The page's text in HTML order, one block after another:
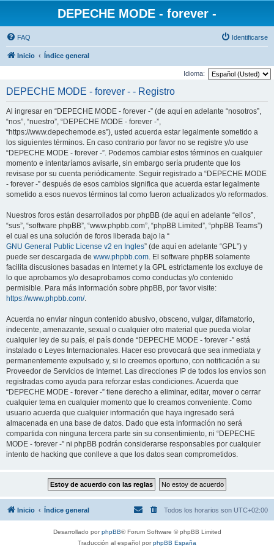
DEPECHE MODE - forever -
FAQ Identificarse
Inicio Índice general
Idioma:
DEPECHE MODE - forever - - Registro
Al ingresar en “DEPECHE MODE - forever -” (de aquí en adelante “nosotros”,
“nos”, “nuestro”, “DEPECHE MODE - forever -”,
“https://www.depechemode.es”), usted acuerda estar legalmente sometido a
los siguientes términos. En caso contrario por favor no se registre y/o use
“DEPECHE MODE - forever -”. Podemos cambiar estos términos en cualquier
momento e intentaríamos avisarle, sin embargo sería prudente que los
revisase por su cuenta periódicamente. Seguir registrado a “DEPECHE MODE
- forever -” después de esos cambios significa que acuerda estar legalmente
sometido a esos nuevos términos tal como fueron actualizados y/o reformados.
Nuestros foros están desarrollados por phpBB (de aquí en adelante “ellos”,
“sus”, “software phpBB”, “www.phpbb.com”, “phpBB Limited”, “phpBB Teams”)
el cual es una solución de foros liberada bajo la “
GNU General Public License v2 en Ingles” (de aquí en adelante “GPL”) y
puede ser descargada de www.phpbb.com. El software phpBB solamente
facilita discusiones basadas en Internet y la GPL estrictamente los excluye de
lo que aprobamos y/o desaprobamos como conductas y/o contenido
permisible. Para más información sobre phpBB, por favor visite:
https://www.phpbb.com/.
Acuerda no enviar ningun contenido abusivo, obsceno, vulgar, difamatorio,
indecente, amenazante, sexual o cualquier otro material que pueda violar
cualquier ley de su país, el país donde “DEPECHE MODE - forever -” está
instalado o Leyes Internacionales. Hacer eso provocará que sea inmediata y
permanentemente expulsado y, si lo creemos oportuno, con notificación a su
Proveedor de Servicios de Internet. Las direcciones IP de todos los envíos son
registradas como ayuda para reforzar estas condiciones. Acuerda que
“DEPECHE MODE - forever -” tiene derecho a eliminar, editar, mover o cerrar
cualquier tema en cualquier momento que lo creamos conveniente. Como
usuario acuerda que cualquier información que haya ingresado será
almacenada en una base de datos. Dado que esta información no será
compartida con ninguna tercera parte sin su consentimiento, ni “DEPECHE
MODE - forever -” ni phpBB podrán considerarse responsables por cualquier
intento de hacking que conlleve a que los datos sean comprometidos.
Inicio Índice general Todos los horarios son UTC+02:00
Desarrollado porphpBB® Forum Software © phpBB Limited
Traducción al español porphpBB España